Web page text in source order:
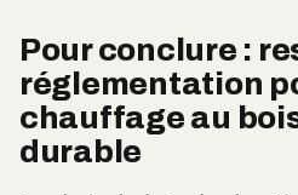
Pour conclure :
réglementation
chauffage au
durable